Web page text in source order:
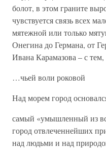
болот, в этом граните
чувствуется связь всех
мятежной или только
Онегина до Германа, от
Ивана Карамазова – с тем,
…чьей воли роковой
Над морем город
самый «умышленный из
город отвлеченнейших
над людьми и над